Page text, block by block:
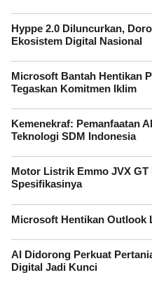
Hyppe 2.0 Diluncurkan,
Ekosistem Digital Nasional
Microsoft Bantah Hentikan
Tegaskan Komitmen Iklim
Kemenekraf: Pemanfaatan
Teknologi SDM Indonesia
Motor Listrik Emmo JVX
Spesifikasinya
Microsoft Hentikan Outlook
AI Didorong Perkuat
Digital Jadi Kunci